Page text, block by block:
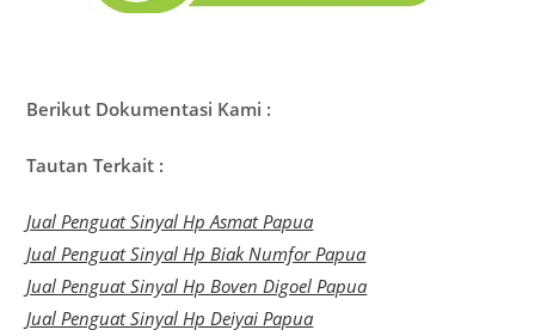
Berikut Dokumentasi Kami :
Tautan Terkait :
Jual Penguat Sinyal Hp Asmat Papua
Jual Penguat Sinyal Hp Biak Numfor Papua
Jual Penguat Sinyal Hp Boven Digoel Papua
Jual Penguat Sinyal Hp Deiyai Papua